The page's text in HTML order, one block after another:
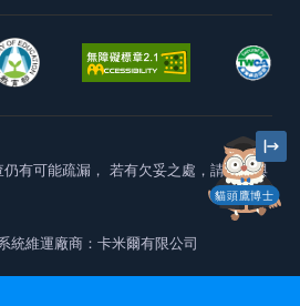
貓頭鷹博士
有可能疏漏， 若有欠妥之處，請隨時與
系統維運廠商：卡米爾有限公司